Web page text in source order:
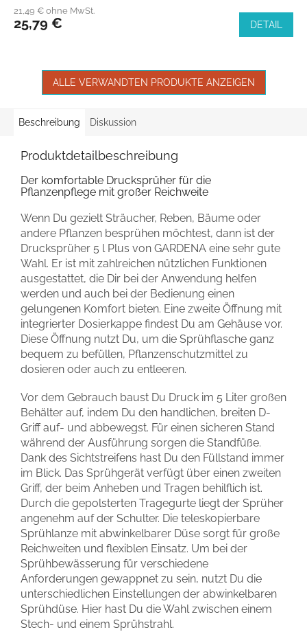
21,49 € ohne MwSt.
25,79 € DETAIL
ALLE VERWANDTEN PRODUKTE ANZEIGEN
Beschreibung Diskussion
Produktdetailbeschreibung
Der komfortable Drucksprüher für die
Pflanzenpflege mit großer Reichweite
Wenn Du gezielt Sträucher, Reben, Bäume oder
andere Pflanzen besprühen möchtest, dann ist der
Drucksprüher 5 l Plus von GARDENA eine sehr gute
Wahl. Er ist mit zahlreichen nützlichen Funktionen
ausgestattet, die Dir bei der Anwendung helfen
werden und auch bei der Bedienung einen
gelungenen Komfort bieten. Eine zweite Öffnung mit
integrierter Dosierkappe findest Du am Gehäuse vor.
Diese Öffnung nutzt Du, um die Sprühflasche ganz
bequem zu befüllen, Pflanzenschutzmittel zu
dosieren oder auch zu entleeren.
Vor dem Gebrauch baust Du Druck im 5 Liter großen
Behälter auf, indem Du den handlichen, breiten D-
Griff auf- und abbewegst. Für einen sicheren Stand
während der Ausführung sorgen die Standfüße.
Dank des Sichtstreifens hast Du den Füllstand immer
im Blick. Das Sprühgerät verfügt über einen zweiten
Griff, der beim Anheben und Tragen behilflich ist.
Durch die gepolsterten Tragegurte liegt der Sprüher
angenehm auf der Schulter. Die teleskopierbare
Sprühlanze mit abwinkelbarer Düse sorgt für große
Reichweiten und flexiblen Einsatz. Um bei der
Sprühbewässerung für verschiedene
Anforderungen gewappnet zu sein, nutzt Du die
unterschiedlichen Einstellungen der abwinkelbaren
Sprühdüse. Hier hast Du die Wahl zwischen einem
Stech- und einem Sprühstrahl.